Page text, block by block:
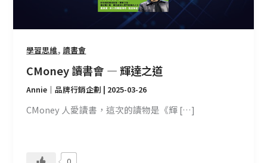
學習思維,讀書會
CMoney 讀書會 — 輝達之道
Annie｜品牌行銷企劃 | 2025-03-26
CMoney 人愛讀書，這次的讀物是《輝 […]